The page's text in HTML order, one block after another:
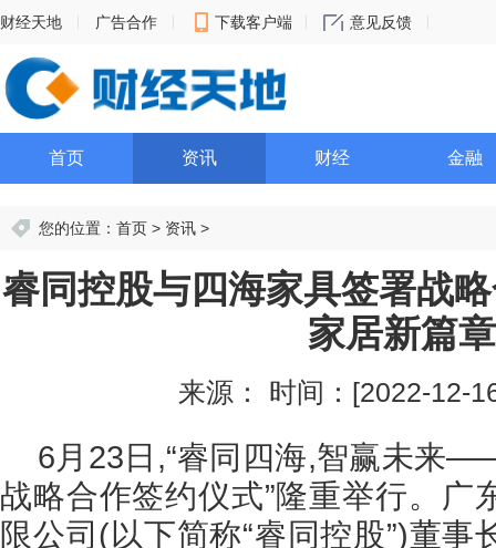
财经天地 广告合作 下载客户端 意见反馈
首页 资讯 财经 金融
您的位置： 首页 > 资讯 >
睿同控股与四海家具签署战
家居新篇章
来源： 时间：[2022-12-
6月23日,“睿同四海,智赢未来
战略合作签约仪式”隆重举行。广
限公司(以下简称“睿同控股”)董事